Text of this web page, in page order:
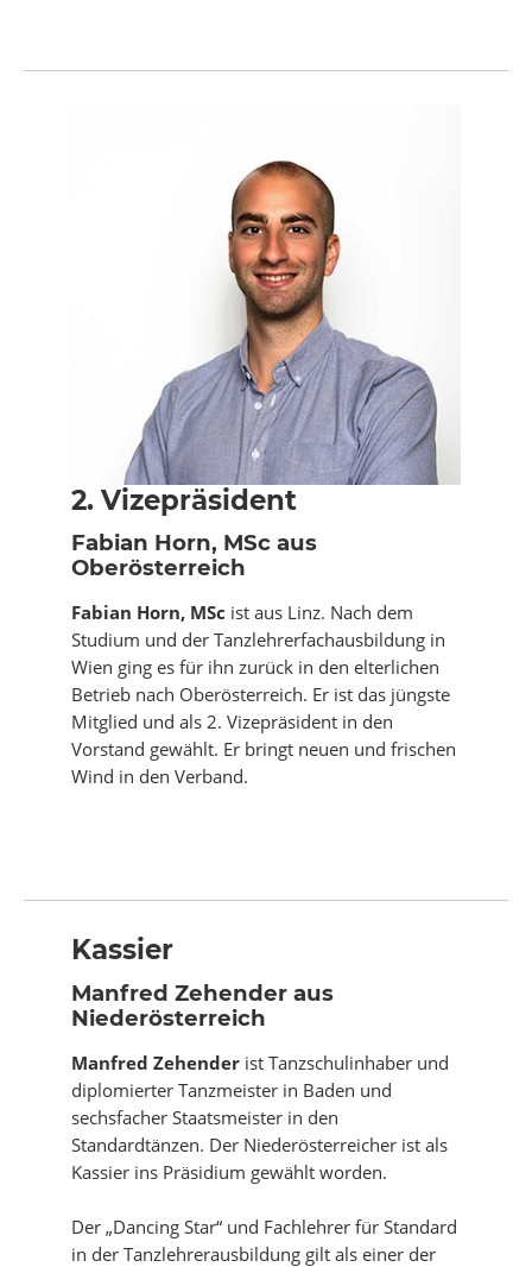
2. Vizepräsident
Fabian Horn, MSc aus
Oberösterreich
Fabian Horn, MSc ist aus Linz. Nach dem
Studium und der Tanzlehrerfachausbildung in
Wien ging es für ihn zurück in den elterlichen
Betrieb nach Oberösterreich. Er ist das jüngste
Mitglied und als 2. Vizepräsident in den
Vorstand gewählt. Er bringt neuen und frischen
Wind in den Verband.
Kassier
Manfred Zehender aus
Niederösterreich
Manfred Zehender ist Tanzschulinhaber und
diplomierter Tanzmeister in Baden und
sechsfacher Staatsmeister in den
Standardtänzen. Der Niederösterreicher ist als
Kassier ins Präsidium gewählt worden.
Der „Dancing Star“ und Fachlehrer für Standard
in der Tanzlehrerausbildung gilt als einer der